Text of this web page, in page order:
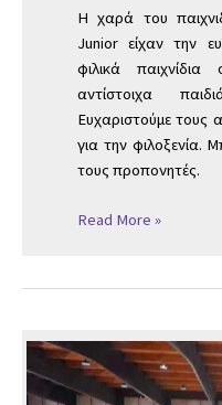
Η χαρά του
Junior είχαν την
φιλικά
αντίστοιχα
Ευχαριστούμε
για την φιλοξενία.
τους προπονητές.
Read More »
ΚΩΣ
ΜΠΑΣΚΕΤ
–